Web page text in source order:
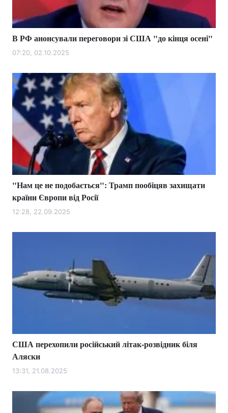
В РФ анонсували переговори зі США "до кінця осені"
07:20, 02.10.2025
"Нам це не подобається": Трамп пообіцяв захищати
країни Європи від Росії
12:28, 22.09.2025
США перехопили російський літак-розвідник біля
Аляски
13:31, 21.08.2025